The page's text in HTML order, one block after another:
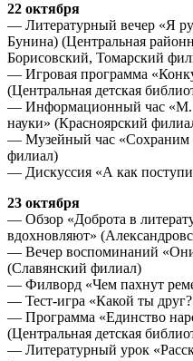
22 октября
— Литературный вечер «Я
Бунина) (Центральная
Борисовский, Томарский
— Игровая программа
(Центральная детская
— Информационный час «М.
науки» (Красноярский
— Музейный час «Сохраним
филиал)
— Дискуссия «А как
23 октября
— Обзор «Доброта в
вдохновляют»
— Вечер воспоминаний
(Славянский филиал)
— Филворд «Чем пахнут
— Тест-игра «Какой ты
— Программа «Единство
(Центральная детская
— Литературный урок